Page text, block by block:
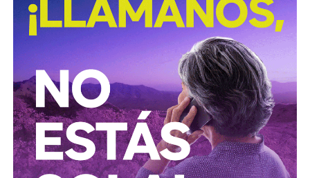
“respete al peatón”?
A mis colegas de los medios: falta para el 2027, no
empecemos desde ya a
querer caerle mejor al que
todavía no saben si va a seguir en el poder, hagamos
periodismo útil, no crítica en busca de likes.
Conductores:respeten al peatón.Peatones:no usen el
móvil mientras cruzan las calles, ni intenten ganarle al
semáforo.Ciclistas:
hay solo 3 ciclovías, pero usémoslas
correctamente.